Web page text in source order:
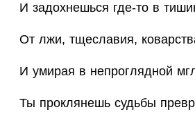
И задохнешься где-то в
От лжи, тщеславия,
И умирая в непроглядной
Ты проклянешь судьбы